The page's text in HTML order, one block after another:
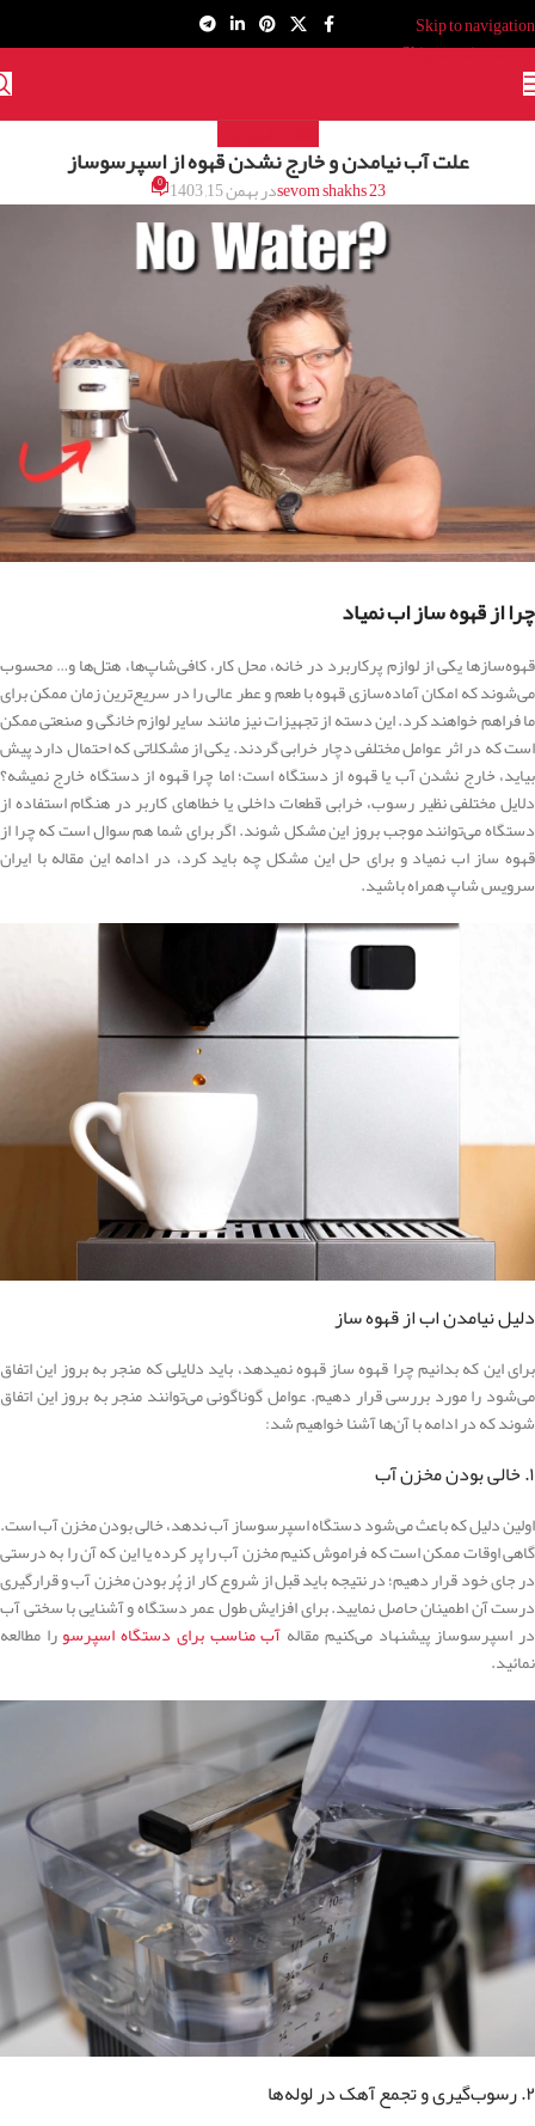
Skip to navigation
Skip to main content
علت آب نیامدن و خارج نشدن قهوه از اسپرسوساز
sevom shakhs 23در بهمن 15, 1403 0
چرا از قهوه ساز اب نمیاد
قهوه‌سازها یکی از لوازم پرکاربرد در خانه، محل کار، کافی‌شاپ‌ها، هتل‌ها و… محسوب
می‌شوند که امکان آماده‌سازی قهوه با طعم و عطر عالی را در سریع‌ترین زمان ممکن برای
ما فراهم خواهند کرد. این دسته از تجهیزات نیز مانند سایر لوازم خانگی و صنعتی ممکن
است که در اثر عوامل مختلفی دچار خرابی گردند. یکی از مشکلاتی که احتمال دارد پیش
بیاید، خارج نشدن آب یا قهوه از دستگاه است؛ اما چرا قهوه از دستگاه خارج نمیشه؟
دلایل مختلفی نظیر رسوب، خرابی قطعات داخلی یا خطاهای کاربر در هنگام استفاده از
دستگاه می‌توانند موجب بروز این مشکل شوند. اگر برای شما هم سوال است که چرا از
قهوه ساز اب نمیاد و برای حل این مشکل چه باید کرد، در ادامه این مقاله با ایران
سرویس شاپ همراه باشید.
دلیل نیامدن اب از قهوه ساز
برای این که بدانیم چرا قهوه ساز قهوه نمیدهد، باید دلایلی که منجر به بروز این اتفاق
می‌شود را مورد بررسی قرار دهیم. عوامل گوناگونی می‌توانند منجر به بروز این اتفاق
شوند که در ادامه با آن‌ها آشنا خواهیم شد:
۱. خالی بودن مخزن آب
اولین دلیل که باعث می‌شود دستگاه اسپرسوساز آب ندهد، خالی بودن مخزن آب است.
گاهی اوقات ممکن است که فراموش کنیم مخزن آب را پر کرده یا این که آن را به درستی
در جای خود قرار دهیم؛ در نتیجه باید قبل از شروع کار از پُر بودن مخزن آب و قرارگیری
درست آن اطمینان حاصل نمایید. برای افزایش طول عمر دستگاه و آشنایی با سختی آب
در اسپرسوساز پیشنهاد می‌کنیم مقاله آب مناسب برای دستگاه اسپرسورا مطالعه
نمائید.
۲. رسوب‌گیری و تجمع آهک در لوله‌ها